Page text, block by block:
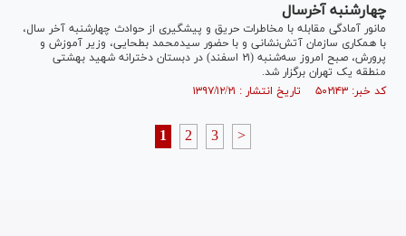
چهارشنبه آخرسال
مانور آمادگی مقابله با مخاطرات حریق و پیشگیری از حوادث چهارشنبه آخر سال،
با همکاری سازمان آتش‌نشانی و با حضور سیدمحمد بطحایی، وزیر آموزش و
پرورش، صبح امروز سه‌شنبه (۲۱ اسفند) در دبستان دخترانه شهید بهشتی
منطقه یک تهران برگزار شد.
کد خبر: ۵۰۲۱۴۳ تاریخ انتشار : ۱۳۹۷/۱۲/۲۱
1 2 3 >